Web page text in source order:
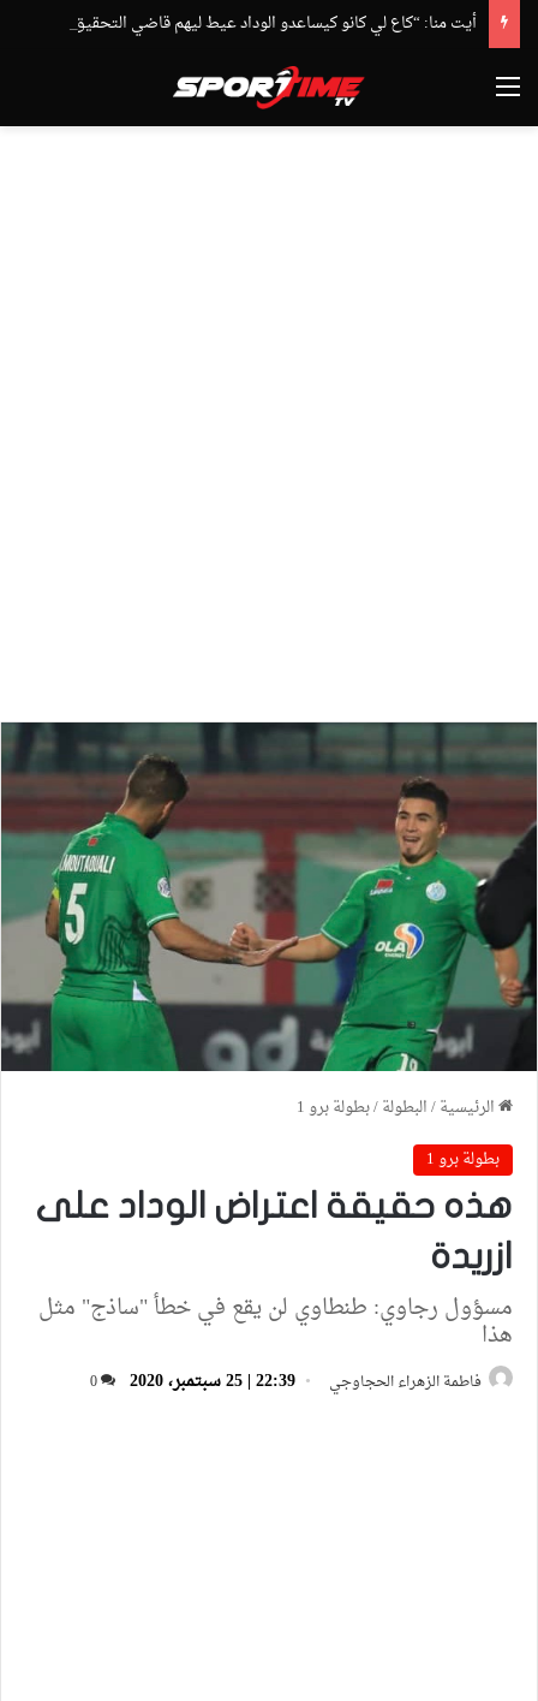
القائمة
الرئيسية/البطولة/بطولة برو 1
بطولة برو 1
هذه حقيقة اعتراض الوداد على
ازريدة
مسؤول رجاوي: طنطاوي لن يقع في خطأ "ساذج" مثل
هذا
فاطمة الزهراء الحجاوجي 22:39 | 25 سبتمبر، 2020 0